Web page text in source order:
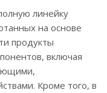
линейку
на основе
продукты
включая
Кроме того, в